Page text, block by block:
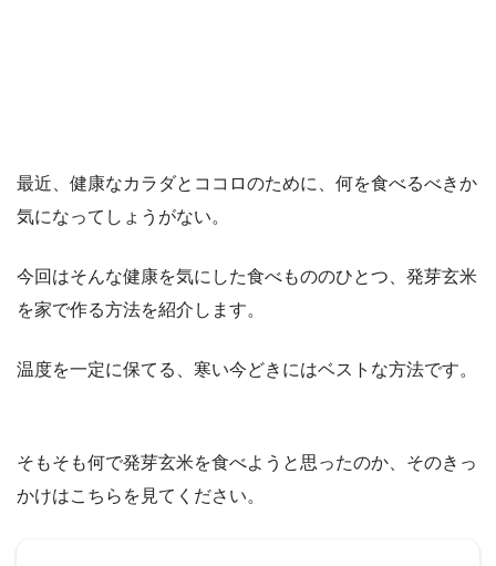
最近、健康なカラダとココロのために、何を食べるべきか
気になってしょうがない。
今回はそんな健康を気にした食べもののひとつ、発芽玄米
を家で作る方法を紹介します。
温度を一定に保てる、寒い今どきにはベストな方法です。
そもそも何で発芽玄米を食べようと思ったのか、そのきっ
かけはこちらを見てください。